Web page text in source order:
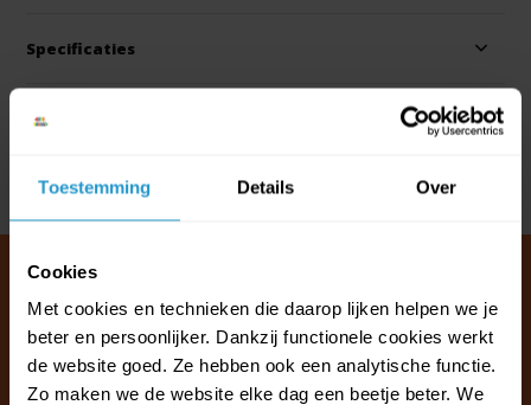
Toestemming Details Over
Cookies
Met cookies en technieken die daarop lijken helpen we je
beter en persoonlijker. Dankzij functionele cookies werkt
de website goed. Ze hebben ook een analytische functie.
Zo maken we de website elke dag een beetje beter. We
Specificaties
Reviews
Delen
Klantenservice & FAQ
Wij staan voor u klaar.